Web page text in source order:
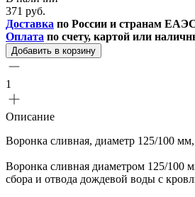
371 руб.
Доставка по России и странам
Оплата по счету, картой или
Добавить в корзину
1
Описание
Воронка сливная, диаметр 125/100
Воронка сливная диаметром 125/100
сбора и отвода дождевой воды с